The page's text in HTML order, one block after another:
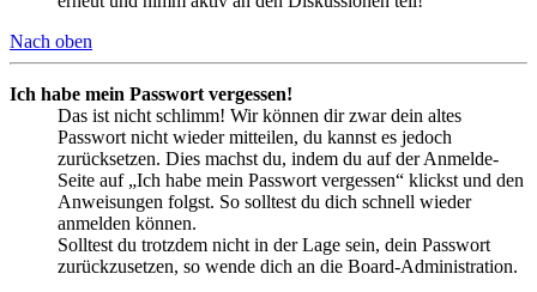
Nach oben
Ich habe mein Passwort vergessen!
Das ist nicht schlimm! Wir können dir zwar dein altes
Passwort nicht wieder mitteilen, du kannst es jedoch
zurücksetzen. Dies machst du, indem du auf der Anmelde-
Seite auf „Ich habe mein Passwort vergessen“ klickst und den
Anweisungen folgst. So solltest du dich schnell wieder
anmelden können.
Solltest du trotzdem nicht in der Lage sein, dein Passwort
zurückzusetzen, so wende dich an die Board-Administration.